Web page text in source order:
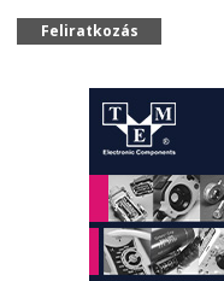
Feliratkozás